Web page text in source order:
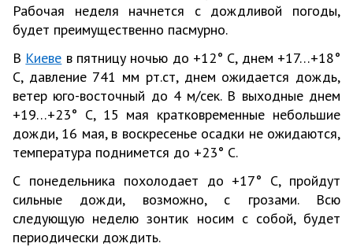
Рабочая неделя начнется с дождливой погоды,
будет преимущественно пасмурно.
В Киеве в пятницу ночью до +12° С, днем +17…+18°
С, давление 741 мм рт.ст, днем ожидается дождь,
ветер юго-восточный до 4 м/сек. В выходные днем
+19…+23° С, 15 мая кратковременные небольшие
дожди, 16 мая, в воскресенье осадки не ожидаются,
температура поднимется до +23° С.
С понедельника похолодает до +17° С, пройдут
сильные дожди, возможно, с грозами. Всю
следующую неделю зонтик носим с собой, будет
периодически дождить.